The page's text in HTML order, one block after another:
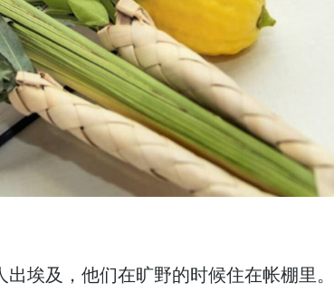
埃及，他们在旷野的时候住在帐棚里。